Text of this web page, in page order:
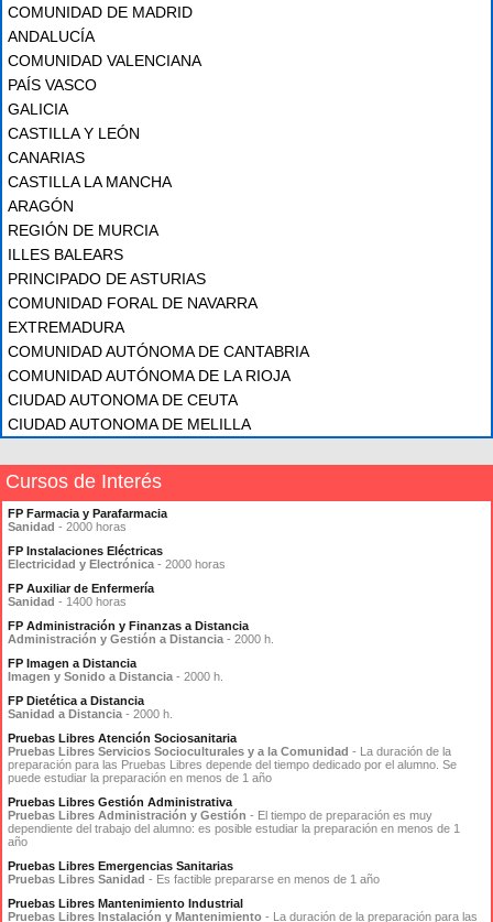
COMUNIDAD DE MADRID
ANDALUCÍA
COMUNIDAD VALENCIANA
PAÍS VASCO
GALICIA
CASTILLA Y LEÓN
CANARIAS
CASTILLA LA MANCHA
ARAGÓN
REGIÓN DE MURCIA
ILLES BALEARS
PRINCIPADO DE ASTURIAS
COMUNIDAD FORAL DE NAVARRA
EXTREMADURA
COMUNIDAD AUTÓNOMA DE CANTABRIA
COMUNIDAD AUTÓNOMA DE LA RIOJA
CIUDAD AUTONOMA DE CEUTA
CIUDAD AUTONOMA DE MELILLA
Cursos de Interés
FP Farmacia y Parafarmacia
Sanidad - 2000 horas
FP Instalaciones Eléctricas
Electricidad y Electrónica - 2000 horas
FP Auxiliar de Enfermería
Sanidad - 1400 horas
FP Administración y Finanzas a Distancia
Administración y Gestión a Distancia - 2000 h.
FP Imagen a Distancia
Imagen y Sonido a Distancia - 2000 h.
FP Dietética a Distancia
Sanidad a Distancia - 2000 h.
Pruebas Libres Atención Sociosanitaria
Pruebas Libres Servicios Socioculturales y a la Comunidad - La duración de la
preparación para las Pruebas Libres depende del tiempo dedicado por el alumno. Se
puede estudiar la preparación en menos de 1 año
Pruebas Libres Gestión Administrativa
Pruebas Libres Administración y Gestión - El tiempo de preparación es muy
dependiente del trabajo del alumno: es posible estudiar la preparación en menos de 1
año
Pruebas Libres Emergencias Sanitarias
Pruebas Libres Sanidad - Es factible prepararse en menos de 1 año
Pruebas Libres Mantenimiento Industrial
Pruebas Libres Instalación y Mantenimiento - La duración de la preparación para las